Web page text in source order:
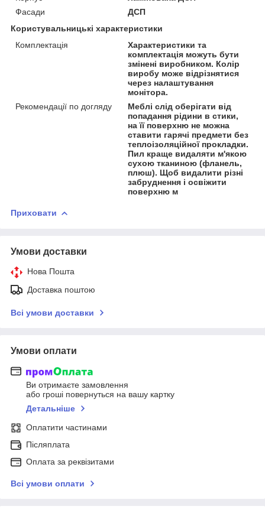
Фасади
ДСП
Користувальницькі характеристики
Комплектація
Характеристики та
комплектація можуть бути
змінені виробником. Колір
виробу може відрізнятися
через налаштування
монітора.
Рекомендації по догляду
Меблі слід оберігати від
попадання рідини в стики,
на її поверхню не можна
ставити гарячі предмети без
теплоізоляційної прокладки.
Пил краще видаляти м'якою
сухою тканиною (фланель,
плюш). Щоб видалити різні
забруднення і освіжити
поверхню м
Приховати
Умови доставки
Нова Пошта
Доставка поштою
Всі умови доставки
Умови оплати
Ви отримаєте замовлення
або гроші повернуться на вашу картку
Детальніше
Оплатити частинами
Післяплата
Оплата за реквізитами
Всі умови оплати